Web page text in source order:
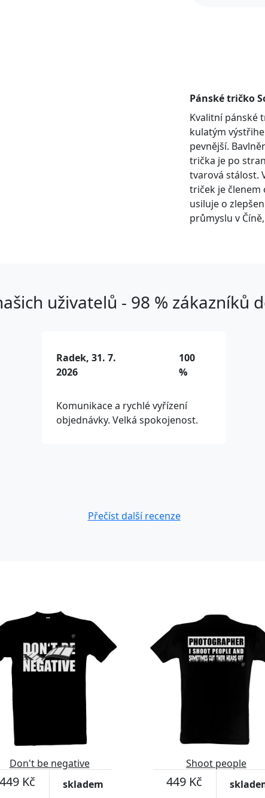
Pánské tričko
Kvalitní pánské
kulatým
pevnější.
trička je po
tvarová stálost.
triček je členem
usiluje o
průmyslu v
uživatelů - 98 % zákazníků
Radek, 31. 7.
2026
100
%
Komunikace a rychlé vyřízení
objednávky. Velká spokojenost.
Přečíst další recenze
Don't be negative
449 Kč skladem
Shoot people
449 Kč